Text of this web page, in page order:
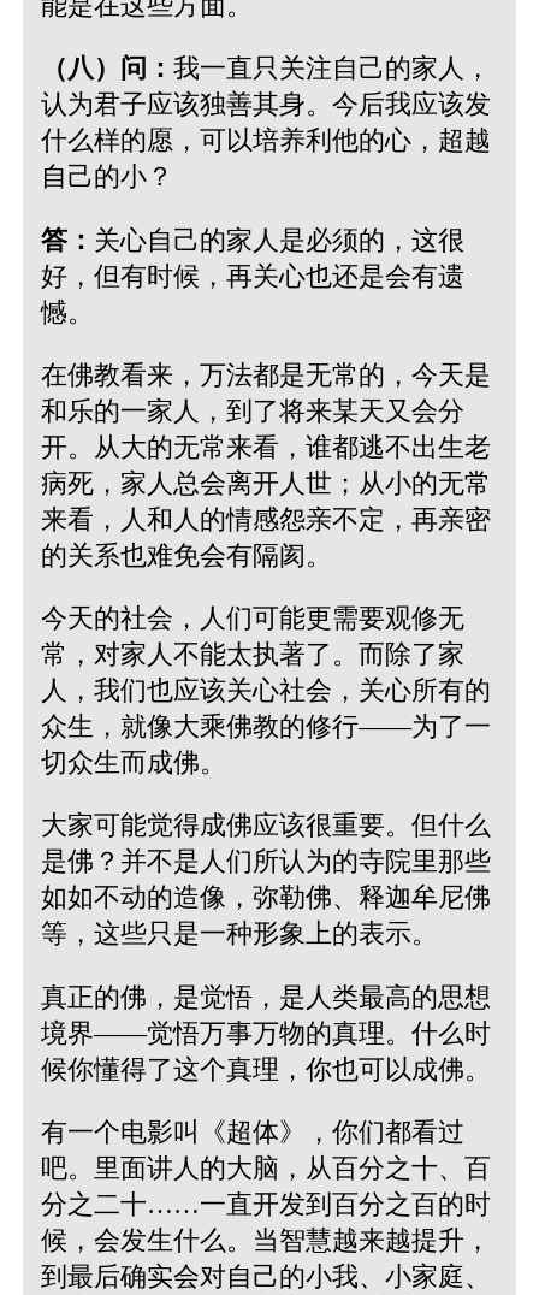
（八）问： 我一直只关注自己的家人，
认为君子应该独善其身。今后我应该发
什么样的愿，可以培养利他的心，超越
自己的小？
答： 关心自己的家人是必须的，这很
好，但有时候，再关心也还是会有遗
憾。
在佛教看来，万法都是无常的，今天是
和乐的一家人，到了将来某天又会分
开。从大的无常来看，谁都逃不出生老
病死，家人总会离开人世；从小的无常
来看，人和人的情感怨亲不定，再亲密
的关系也难免会有隔阂。
今天的社会，人们可能更需要观修无
常，对家人不能太执著了。而除了家
人，我们也应该关心社会，关心所有的
众生，就像大乘佛教的修行——为了一
切众生而成佛。
大家可能觉得成佛应该很重要。但什么
是佛？并不是人们所认为的寺院里那些
如如不动的造像，弥勒佛、释迦牟尼佛
等，这些只是一种形象上的表示。
真正的佛，是觉悟，是人类最高的思想
境界——觉悟万事万物的真理。什么时
候你懂得了这个真理，你也可以成佛。
有一个电影叫《超体》，你们都看过
吧。里面讲人的大脑，从百分之十、百
分之二十……一直开发到百分之百的时
候，会发生什么。当智慧越来越提升，
到最后确实会对自己的小我、小家庭、